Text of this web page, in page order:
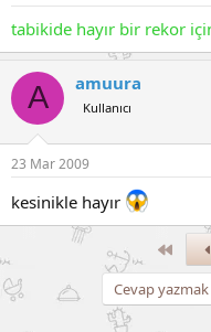
tabikide hayır bir rekor
A amuura
Kullanıcı
23 Mar 2009
kesinikle hayır
Birinci
Cevap